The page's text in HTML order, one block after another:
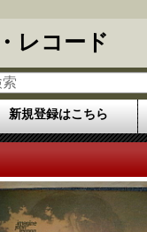
レコード
新規登録はこちら